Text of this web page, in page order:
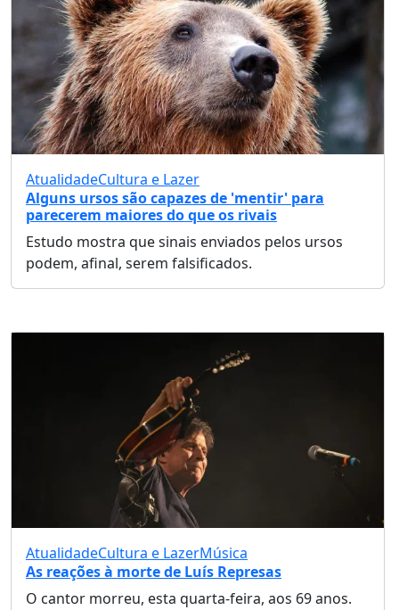
AtualidadeCultura e Lazer
Alguns ursos são capazes de 'mentir' para
parecerem maiores do que os rivais
Estudo mostra que sinais enviados pelos ursos
podem, afinal, serem falsificados.
AtualidadeCultura e LazerMúsica
As reações à morte de Luís Represas
O cantor morreu, esta quarta-feira, aos 69 anos.